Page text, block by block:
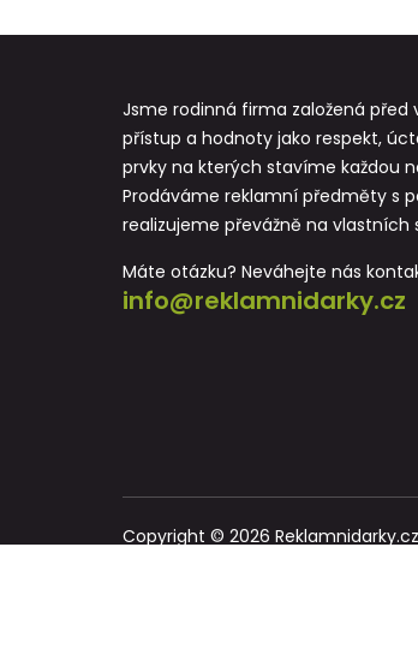
Jsme rodinná firma založená před
přístup a hodnoty jako respekt,
prvky na kterých stavíme každou
Prodáváme reklamní předměty s
realizujeme převážně na vlastních
Máte otázku? Neváhejte nás
info@reklamnidarky.cz
Copyright © 2026 Reklamnidarky.cz